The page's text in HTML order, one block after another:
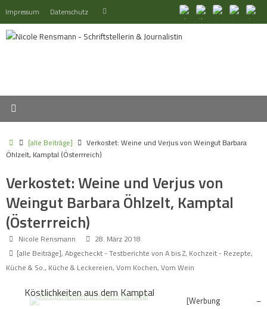
Inhalt
springen
Impressum Datenschutz Suchen
Start[alle Beiträge]
Verkostet: Weine und Verjus von Weingut Barbara
Öhlzelt, Kamptal (Österrreich)
Verkostet: Weine und Verjus von
Weingut Barbara Öhlzelt, Kamptal
(Österrreich)
Nicole Rensmann
28. März 2018
[alle Beiträge], Abgecheckt - Testberichte von A bis Z, Kochzeit - Rezepte,
Küche & So., Küche & Leckereien, Vom Kochen, Vom Wein
Köstlichkeiten aus dem Kamptal
[Werbung –